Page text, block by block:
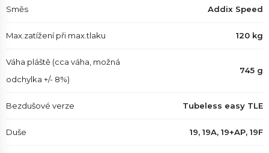
Směs Addix Speed
Max.zatížení při max.tlaku 120 kg
Váha pláště (cca váha, možná
odchylka +/- 8%)
745 g
Bezdušové verze Tubeless easy TLE
Duše 19, 19A, 19+AP, 19F